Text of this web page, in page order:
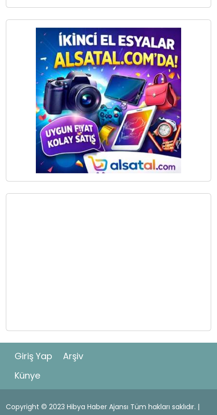
Giriş Yap
Arşiv
Künye
Copyright © 2023 Hibya Haber Ajansı Tüm hakları saklıdır. |